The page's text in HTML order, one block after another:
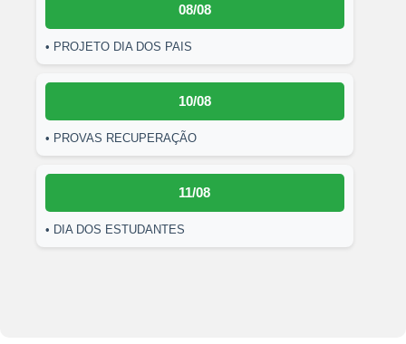
08/08
• PROJETO DIA DOS PAIS
10/08
• PROVAS RECUPERAÇÃO
11/08
• DIA DOS ESTUDANTES